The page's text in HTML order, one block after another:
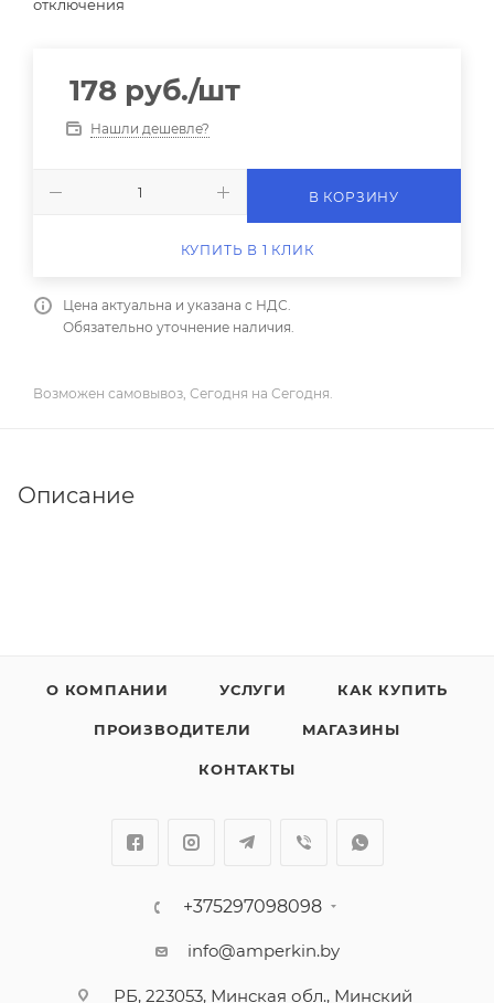
отключения
178 руб./шт
Нашли дешевле?
В КОРЗИНУ
КУПИТЬ В 1 КЛИК
Цена актуальна и указана с НДС.
Обязательно уточнение наличия.
Возможен самовывоз, Сегодня на Сегодня.
Описание
О КОМПАНИИ УСЛУГИ КАК КУПИТЬ
ПРОИЗВОДИТЕЛИ МАГАЗИНЫ
КОНТАКТЫ
+375297098098
info@amperkin.by
РБ, 223053, Минская обл., Минский